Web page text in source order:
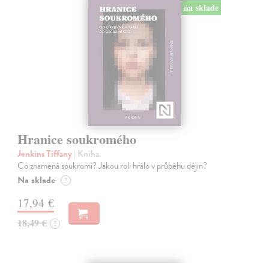
na sklade
Hranice soukromého
Jenkins Tiffany| Kniha
Co znamená soukromí? Jakou roli hrálo v průběhu dějin?
Na sklade ?
17,94 €
18,49 € ?